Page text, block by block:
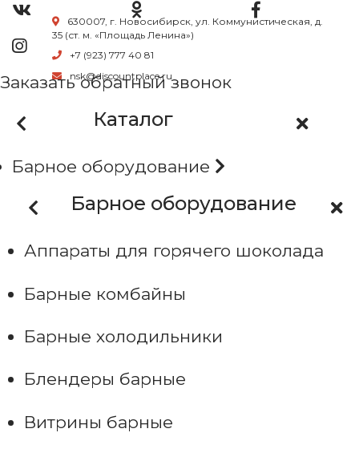
630007, г. Новосибирск, ул. Коммунистическая, д.
35 (ст. м. «Площадь Ленина»)
+7 (923) 777 40 81
nsk@discountplace.ru
Заказать обратный звонок
Каталог
Барное оборудование
Барное оборудование
Аппараты для горячего шоколада
Барные комбайны
Барные холодильники
Блендеры барные
Витрины барные